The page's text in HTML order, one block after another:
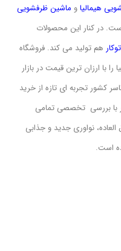
هیمالیاو ماشین ظرفشویی
در کنار این محصولات
هم تولید می کند. فروشگاه
را با ارزان ترین قیمت در بازار
کشور تجربه ای تازه از خرید
با بررسی تخصصی تمامی
نواوری جدید و جذابی
است.